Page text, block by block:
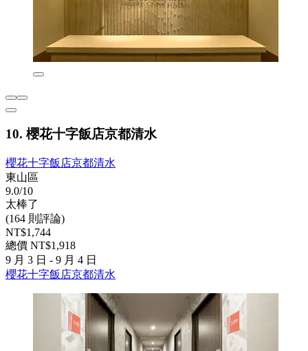
10. 櫻花十字飯店京都清水
櫻花十字飯店京都清水
東山區
9.0/10
太棒了
(164 則評論)
NT$1,744
總價 NT$1,918
9 月 3 日 - 9 月 4 日
櫻花十字飯店京都清水